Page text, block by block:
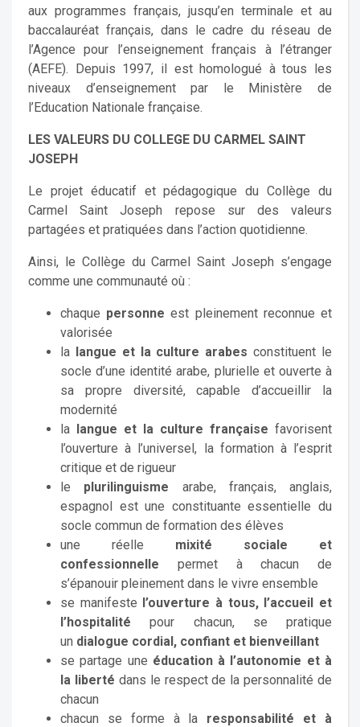
aux programmes français, jusqu’en terminale et au
baccalauréat français, dans le cadre du réseau de
l’Agence pour l’enseignement français à l’étranger
(AEFE). Depuis 1997, il est homologué à tous les
niveaux d’enseignement par le Ministère de
l’Education Nationale française.
LES VALEURS DU COLLEGE DU CARMEL SAINT
JOSEPH
Le projet éducatif et pédagogique du Collège du
Carmel Saint Joseph repose sur des valeurs
partagées et pratiquées dans l’action quotidienne.
Ainsi, le Collège du Carmel Saint Joseph s’engage
comme une communauté où :
chaque personneest pleinement reconnue et
valorisée
la langue et la culture arabes constituent le
socle d’une identité arabe, plurielle et ouverte à
sa propre diversité, capable d’accueillir la
modernité
la langue et la culture française favorisent
l’ouverture à l’universel, la formation à l’esprit
critique et de rigueur
le plurilinguisme arabe, français, anglais,
espagnol est une constituante essentielle du
socle commun de formation des élèves
une réelle mixité sociale et
confessionnelle permet à chacun de
s’épanouir pleinement dans le vivre ensemble
se manifeste l’ouverture à tous, l’accueil et
l’hospitalité pour chacun, se pratique
un dialogue cordial, confiant et bienveillant
se partage une éducation à l’autonomie et à
la liberté dans le respect de la personnalité de
chacun
chacun se forme à la responsabilité et à